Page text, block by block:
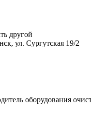
другой
ул. Сургутская 19/2
оборудования